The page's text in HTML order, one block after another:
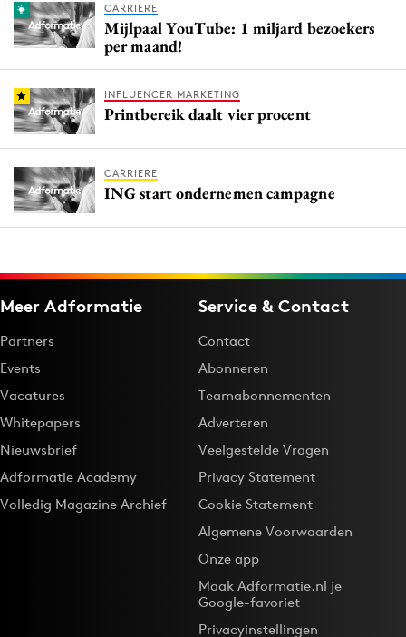
CARRIERE
Mijlpaal YouTube: 1 miljard bezoekers
per maand!
INFLUENCER MARKETING
Printbereik daalt vier procent
CARRIERE
ING start ondernemen campagne
Meer Adformatie
Partners
Events
Vacatures
Whitepapers
Nieuwsbrief
Adformatie Academy
Volledig Magazine Archief
Service & Contact
Contact
Abonneren
Teamabonnementen
Adverteren
Veelgestelde Vragen
Privacy Statement
Cookie Statement
Algemene Voorwaarden
Onze app
Maak Adformatie.nl je
Google-favoriet
Privacyinstellingen